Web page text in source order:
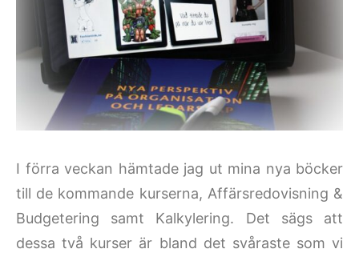
I förra veckan hämtade jag ut mina nya böcker
till de kommande kurserna, Affärsredovisning &
Budgetering samt Kalkylering. Det sägs att
dessa två kurser är bland det svåraste som vi